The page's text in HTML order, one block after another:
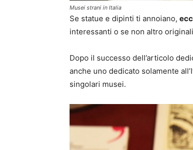
Musei strani in Italia
Se statue e dipinti ti annoiano,
interessanti o se non altro
Dopo il successo dell’articolo
anche uno dedicato solamente
singolari musei.